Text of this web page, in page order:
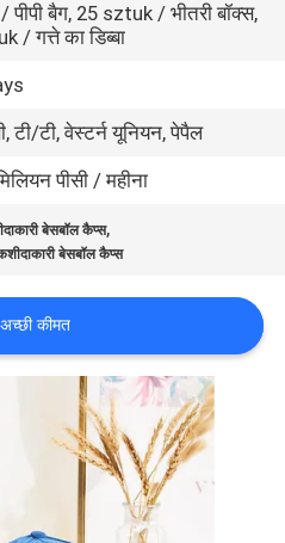
बैग, 25 sztuk / भीतरी बॉक्स,
/ गत्ते का डिब्बा
टी/टी, वेस्टर्न यूनियन, पेपैल
पीसी / महीना
बेसबॉल कैप्स,
बेसबॉल कैप्स
कीमत